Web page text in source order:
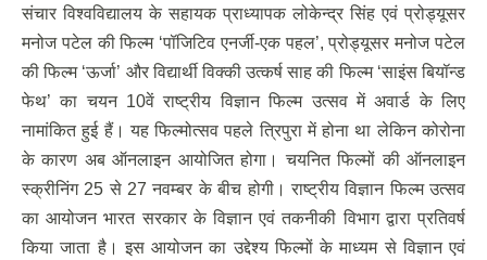
संचार विश्वविद्यालय के सहायक प्राध्यापक लोकेन्द्र सिंह एवं प्रोड्यूसर
मनोज पटेल की फिल्म ‘पॉजिटिव एनर्जी-एक पहल’, प्रोड्यूसर मनोज पटेल
की फिल्म ‘ऊर्जा’ और विद्यार्थी विक्की उत्कर्ष साह की फिल्म ‘साइंस बियॉन्ड
फेथ’ का चयन 10वें राष्ट्रीय विज्ञान फिल्म उत्सव में अवार्ड के लिए
नामांकित हुई हैं। यह फिल्मोत्सव पहले त्रिपुरा में होना था लेकिन कोरोना
के कारण अब ऑनलाइन आयोजित होगा। चयनित फिल्मों की ऑनलाइन
स्क्रीनिंग 25 से 27 नवम्बर के बीच होगी। राष्ट्रीय विज्ञान फिल्म उत्सव
का आयोजन भारत सरकार के विज्ञान एवं तकनीकी विभाग द्वारा प्रतिवर्ष
किया जाता है। इस आयोजन का उद्देश्य फिल्मों के माध्यम से विज्ञान एवं